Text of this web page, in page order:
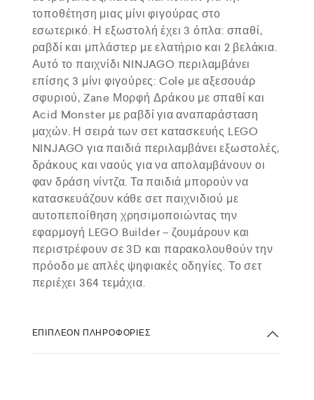
τοποθέτηση μιας μίνι φιγούρας στο
εσωτερικό. Η εξωστολή έχει 3 όπλα: σπαθί,
ραβδί και μπλάστερ με ελατήριο και 2 βελάκια.
Αυτό το παιχνίδι NINJAGO περιλαμβάνει
επίσης 3 μίνι φιγούρες: Cole με αξεσουάρ
σφυριού, Zane Μορφή Δράκου με σπαθί και
Acid Monster με ραβδί για αναπαράσταση
μαχών. Η σειρά των σετ κατασκευής LEGO
NINJAGO για παιδιά περιλαμβάνει εξωστολές,
δράκους και ναούς για να απολαμβάνουν οι
φαν δράση νίντζα. Τα παιδιά μπορούν να
κατασκευάζουν κάθε σετ παιχνιδιού με
αυτοπεποίθηση χρησιμοποιώντας την
εφαρμογή LEGO Builder – ζουμάρουν και
περιστρέφουν σε 3D και παρακολουθούν την
πρόοδο με απλές ψηφιακές οδηγίες. Το σετ
περιέχει 364 τεμάχια.
ΕΠΙΠΛΈΟΝ ΠΛΗΡΟΦΟΡΊΕΣ